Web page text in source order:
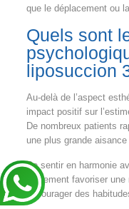
que le déplacement ou
Quels sont
liposuccion
Au-delà de l’aspect
impact positif sur
De nombreux patients
une plus grande
Se sentir en harmonie
également favoriser
encourager des